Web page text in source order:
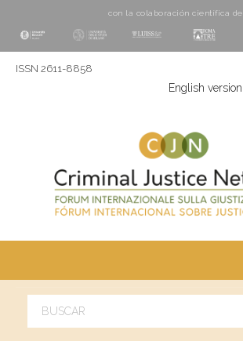
con la colaboración cientí­fica de
ISSN 2611-8858
English version